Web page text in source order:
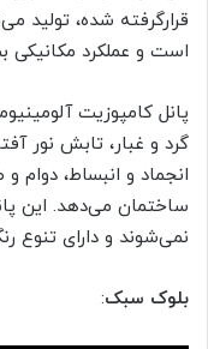
قرارگرفته شده، تولید
است و عملکرد مکانیکی
پانل کامپوزیت
گرد و غبار، تابش نور
انجماد و انبساط، دوام
ساختمان می‌دهد. این
نمی‌شوند و دارای تنوع
بلوک سبک: